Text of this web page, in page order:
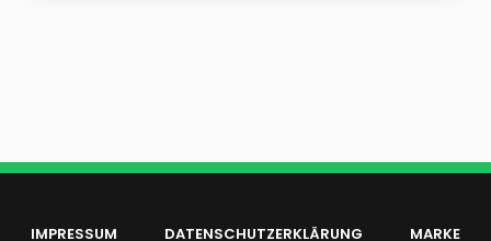
IMPRESSUM DATENSCHUTZERKLÄRUNG MARKE